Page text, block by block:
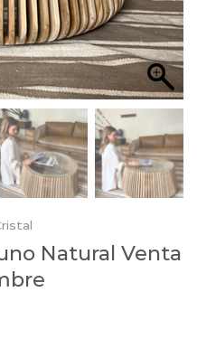
Natural Venta